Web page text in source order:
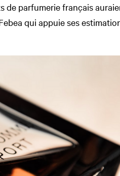
de parfumerie français
qui appuie ses